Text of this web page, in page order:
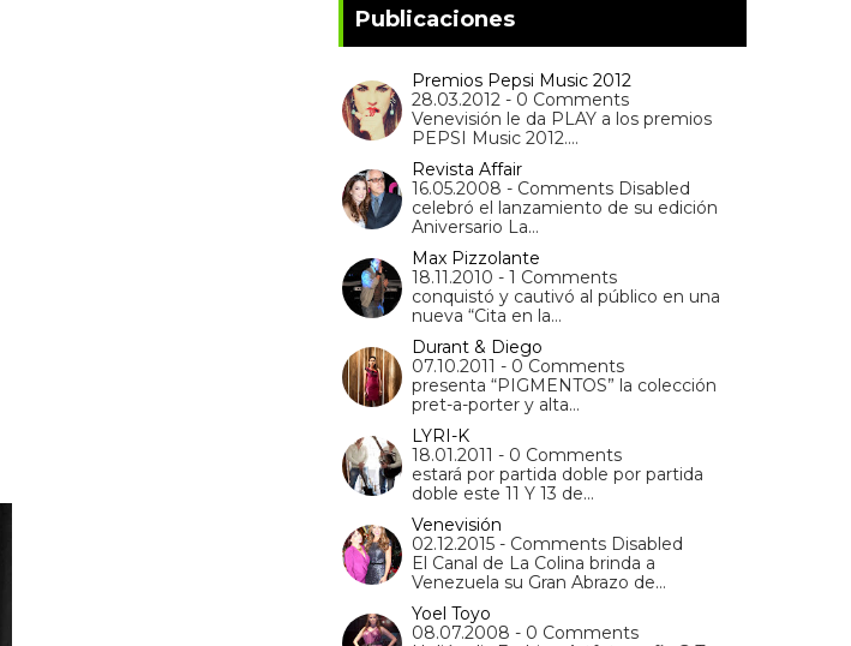
Publicaciones
Premios Pepsi Music 2012
28.03.2012 - 0 Comments
Venevisión le da PLAY a los premios
PEPSI Music 2012.…
Revista Affair
16.05.2008 - Comments Disabled
celebró el lanzamiento de su edición
Aniversario La…
Max Pizzolante
18.11.2010 - 1 Comments
conquistó y cautivó al público en una
nueva “Cita en la…
Durant & Diego
07.10.2011 - 0 Comments
presenta “PIGMENTOS” la colección
pret-a-porter y alta…
LYRI-K
18.01.2011 - 0 Comments
estará por partida doble por partida
doble este 11 Y 13 de…
Venevisión
02.12.2015 - Comments Disabled
El Canal de La Colina brinda a
Venezuela su Gran Abrazo de…
Yoel Toyo
08.07.2008 - 0 Comments